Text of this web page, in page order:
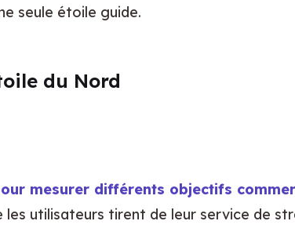
seule étoile guide.
du Nord
mesurer différents objectifs
utilisateurs tirent de leur service de